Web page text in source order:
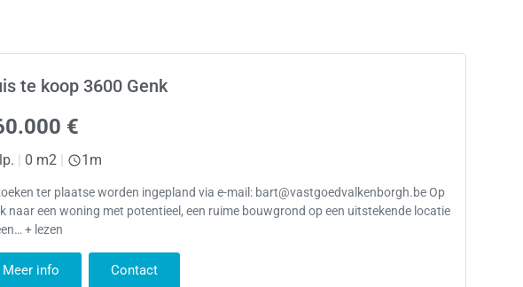
te koop 3600 Genk
€
| 0 m2 | 1m
ter plaatse worden ingepland via e-mail: bart@vastgoedvalkenborgh.be Op
naar een woning met potentieel, een ruime bouwgrond op een uitstekende locatie
+ lezen
Meer info Contact